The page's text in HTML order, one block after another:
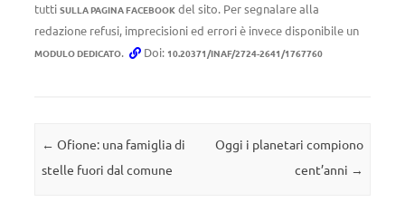
tutti SULLA PAGINA FACEBOOK del sito. Per segnalare alla
redazione refusi, imprecisioni ed errori è invece disponibile un
MODULO DEDICATO. Doi: 10.20371/INAF/2724-2641/1767760
Navigazione articolo
← Ofione: una famiglia di
stelle fuori dal comune
Oggi i planetari compiono
cent’anni →